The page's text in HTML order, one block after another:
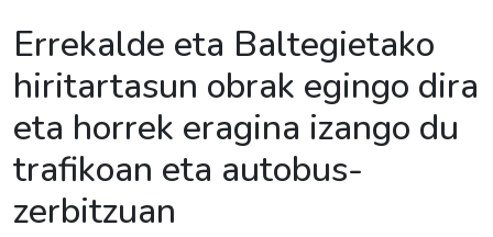
Errekalde eta Baltegietako
hiritartasun obrak egingo dira
eta horrek eragina izango du
trafikoan eta autobus-
zerbitzuan